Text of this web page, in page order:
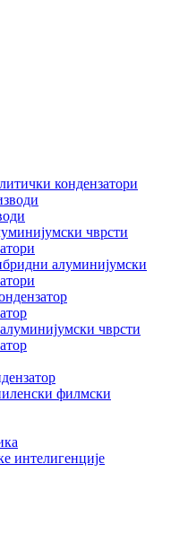
кондензатори
чврсти
алуминијумски
чврсти
филмски
интелигенције